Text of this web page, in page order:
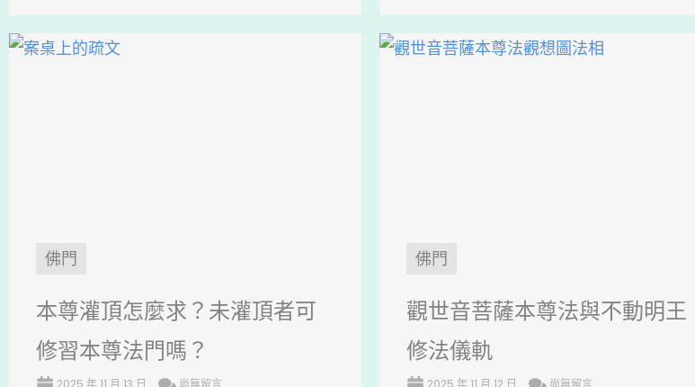
佛門
本尊灌頂怎麼求？未灌頂者可
修習本尊法門嗎？
2025 年 11 月 13 日 尚無留言
佛門
觀世音菩薩本尊法與不動明王
修法儀軌
2025 年 11 月 12 日 尚無留言